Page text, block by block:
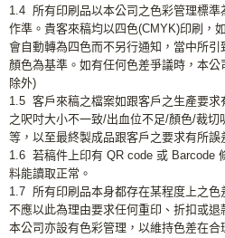
1.4 所有印刷品以本公司之色彩管理標
作準。貴客來稿均以四色(CMYK)印刷，
會自動轉為四色而不另行通知，當中所引
顏色為基準。如有任何色差爭議時，本
除外)
1.5 客戶來稿之檔案如跟客戶之生產要求
之呎吋大小不一致/出血位不足/顏色/裁
等，以至最終製成品跟客戶之要求有所誤
1.6 若稿件上印有 QR code 或 Barcode
料能讀取正常。
1.7 所有印刷品本身都存在某程度上之色
不應以此為理由要求任何重印、折扣或
本公司亦設有色彩管理，以維持色差在合